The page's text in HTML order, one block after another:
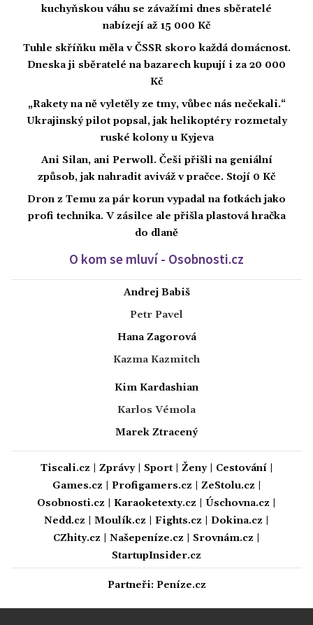
kuchyňskou váhu se závažími dnes sběratelé
nabízejí až 15 000 Kč
Tuhle skříňku měla v ČSSR skoro každá domácnost.
Dneska ji sběratelé na bazarech kupují i za 20 000
Kč
„Rakety na ně vyletěly ze tmy, vůbec nás nečekali.“
Ukrajinský pilot popsal, jak helikoptéry rozmetaly
ruské kolony u Kyjeva
Ani Silan, ani Perwoll. Češi přišli na geniální
způsob, jak nahradit aviváž v pračce. Stojí 0 Kč
Dron z Temu za pár korun vypadal na fotkách jako
profi technika. V zásilce ale přišla plastová hračka
do dlaně
O kom se mluví - Osobnosti.cz
Andrej Babiš
Petr Pavel
Hana Zagorová
Kazma Kazmitch
Kim Kardashian
Karlos Vémola
Marek Ztracený
Tiscali.cz Zprávy| Sport| Ženy| Cestování|
Games.cz
Profigamers.cz ZeStolu.cz
Osobnosti.cz
Karaoketexty.cz Úschovna.cz
Nedd.cz
Moulík.cz Fights.cz Dokina.cz
CZhity.cz
Našepeníze.cz Srovnám.cz
StartupInsider.cz
Partneři: Peníze.cz